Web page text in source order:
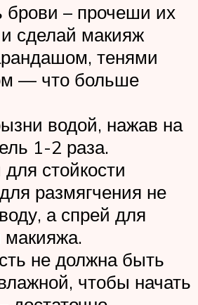
брови – прочеши их
сделай макияж
тенями
— что больше
водой, нажав на
1-2 раза.
стойкости
размягчения не
а спрей для
не должна быть
чтобы начать